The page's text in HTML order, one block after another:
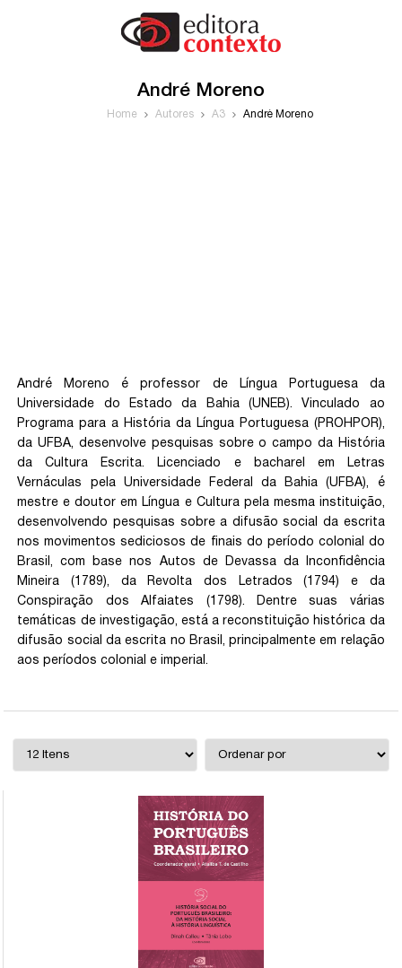
André Moreno
Home Autores A3 André Moreno
André Moreno é professor de Língua Portuguesa da
Universidade do Estado da Bahia (UNEB). Vinculado ao
Programa para a História da Língua Portuguesa (PROHPOR),
da UFBA, desenvolve pesquisas sobre o campo da História
da Cultura Escrita. Licenciado e bacharel em Letras
Vernáculas pela Universidade Federal da Bahia (UFBA), é
mestre e doutor em Língua e Cultura pela mesma instituição,
desenvolvendo pesquisas sobre a difusão social da escrita
nos movimentos sediciosos de finais do período colonial do
Brasil, com base nos Autos de Devassa da Inconfidência
Mineira (1789), da Revolta dos Letrados (1794) e da
Conspiração dos Alfaiates (1798). Dentre suas várias
temáticas de investigação, está a reconstituição histórica da
difusão social da escrita no Brasil, principalmente em relação
aos períodos colonial e imperial.